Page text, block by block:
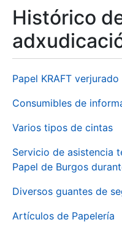
Histórico
Papel KRAFT
Consumibles de
Varios tipos de cintas
Servicio de asistencia
Papel de Burgos
Diversos guantes de
Artículos de Papelería